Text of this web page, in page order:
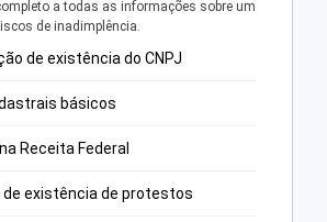
a todas as informações sobre um
de inadimplência.
de existência do CNPJ
básicos
Receita Federal
de existência de protestos